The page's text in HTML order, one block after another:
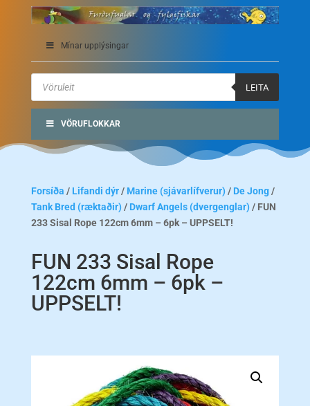
Mínar upplýsingar
Products
search
LEITA
VÖRUFLOKKAR
Forsíða / Lifandi dýr/ Marine (sjávarlífverur) / De Jong/
Tank Bred (ræktaðir) / Dwarf Angels (dvergenglar) / FUN
233 Sisal Rope 122cm 6mm – 6pk – UPPSELT!
FUN 233 Sisal Rope
122cm 6mm – 6pk –
UPPSELT!